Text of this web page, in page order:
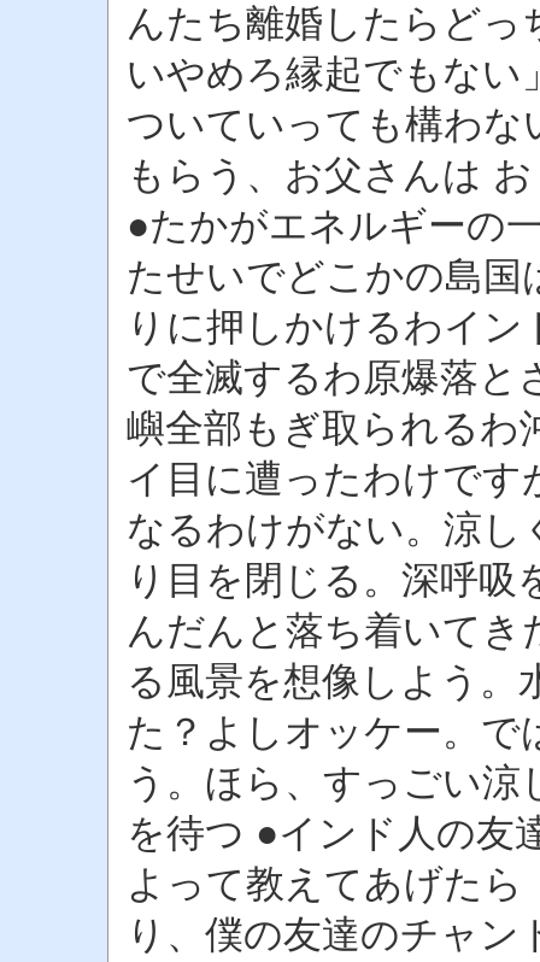
んたち離婚したらど
いやめろ縁起でもない
ついていっても構わ
もらう、お父さんは
●たかがエネルギーの
たせいでどこかの島国
りに押しかけるわイ
で全滅するわ原爆落と
嶼全部もぎ取られるわ
イ目に遭ったわけで
なるわけがない。涼
り目を閉じる。深呼
んだんと落ち着いて
る風景を想像しよう。
た？よしオッケー。で
う。ほら、すっごい
を待つ ●インド人の友
よって教えてあげた
り、僕の友達のチャ